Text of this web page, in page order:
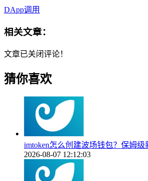
DApp调用
相关文章：
文章已关闭评论！
猜你喜欢
imtoken怎么创建波场钱包？保姆级
2026-08-07 12:12:03